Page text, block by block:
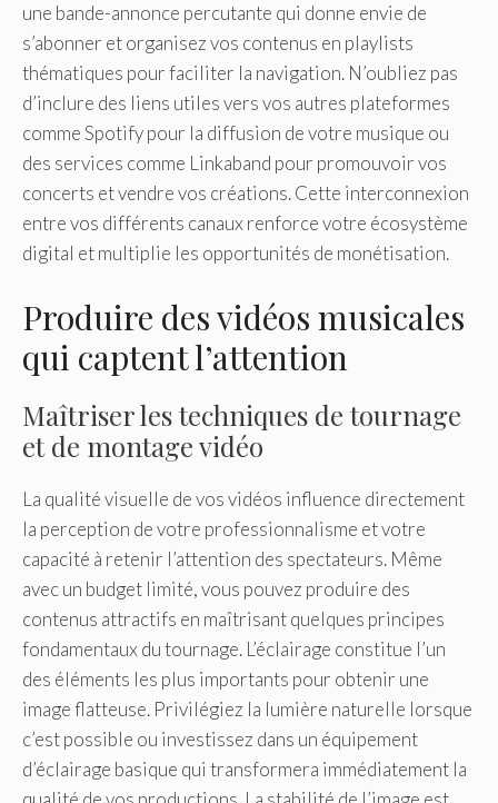
une bande-annonce percutante qui donne envie de
s’abonner et organisez vos contenus en playlists
thématiques pour faciliter la navigation. N’oubliez pas
d’inclure des liens utiles vers vos autres plateformes
comme Spotify pour la diffusion de votre musique ou
des services comme Linkaband pour promouvoir vos
concerts et vendre vos créations. Cette interconnexion
entre vos différents canaux renforce votre écosystème
digital et multiplie les opportunités de monétisation.
Produire des vidéos musicales
qui captent l’attention
Maîtriser les techniques de tournage
et de montage vidéo
La qualité visuelle de vos vidéos influence directement
la perception de votre professionnalisme et votre
capacité à retenir l’attention des spectateurs. Même
avec un budget limité, vous pouvez produire des
contenus attractifs en maîtrisant quelques principes
fondamentaux du tournage. L’éclairage constitue l’un
des éléments les plus importants pour obtenir une
image flatteuse. Privilégiez la lumière naturelle lorsque
c’est possible ou investissez dans un équipement
d’éclairage basique qui transformera immédiatement la